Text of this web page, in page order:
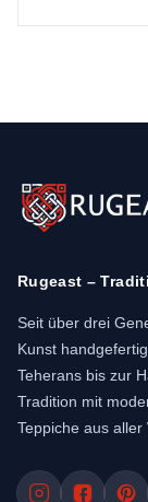
Rugeast –
Seit über drei
Kunst
Teherans bis zur
Tradition mit
Teppiche aus aller